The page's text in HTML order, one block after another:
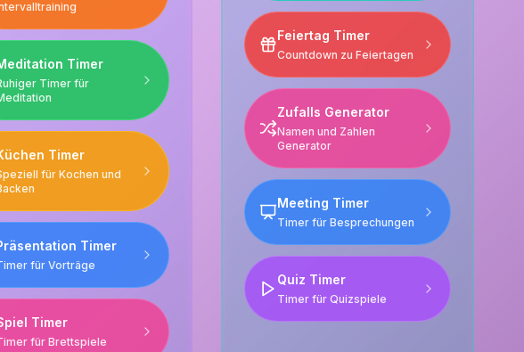
Timer
Timer für
Timer
für Kochen und
Timer
für Vorträge
Timer
für Brettspiele
Feiertag Timer
Countdown zu Feiertagen
Zufalls Generator
Namen und Zahlen
Generator
Meeting Timer
Timer für Besprechungen
Quiz Timer
Timer für Quizspiele